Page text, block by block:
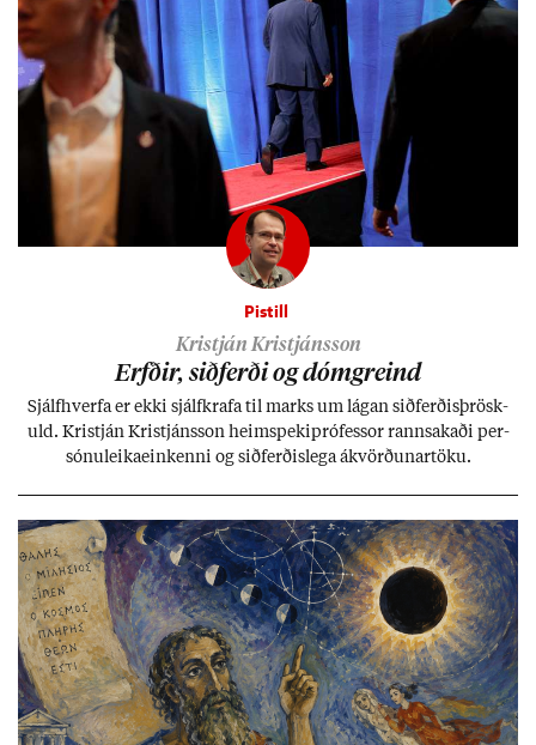
Pistill
Kristján Kristjánsson
Erfð­ir, sið­ferði og dómgreind
Sjálf­hverfa er ekki sjálf­krafa til marks um lág­an sið­ferð­is­þrösk­
uld. Kristján Kristjáns­son heim­speki­pró­fess­or rann­sak­aði per­
sónu­leika­ein­kenni og sið­ferð­is­lega ákvörð­un­ar­töku.